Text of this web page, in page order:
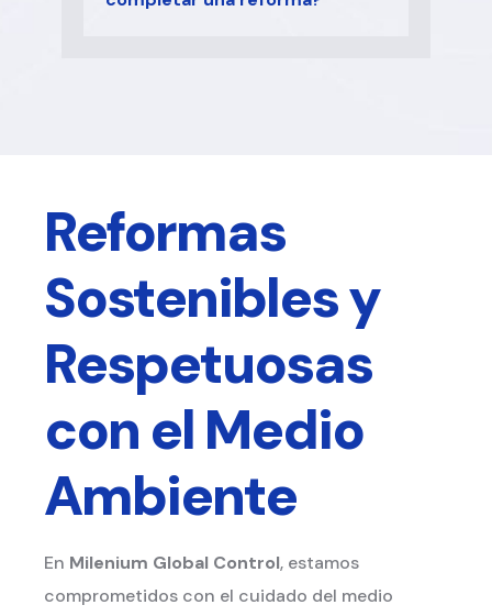
Reformas
Sostenibles y
Respetuosas
con el Medio
Ambiente
En Milenium Global Control, estamos
comprometidos con el cuidado del medio